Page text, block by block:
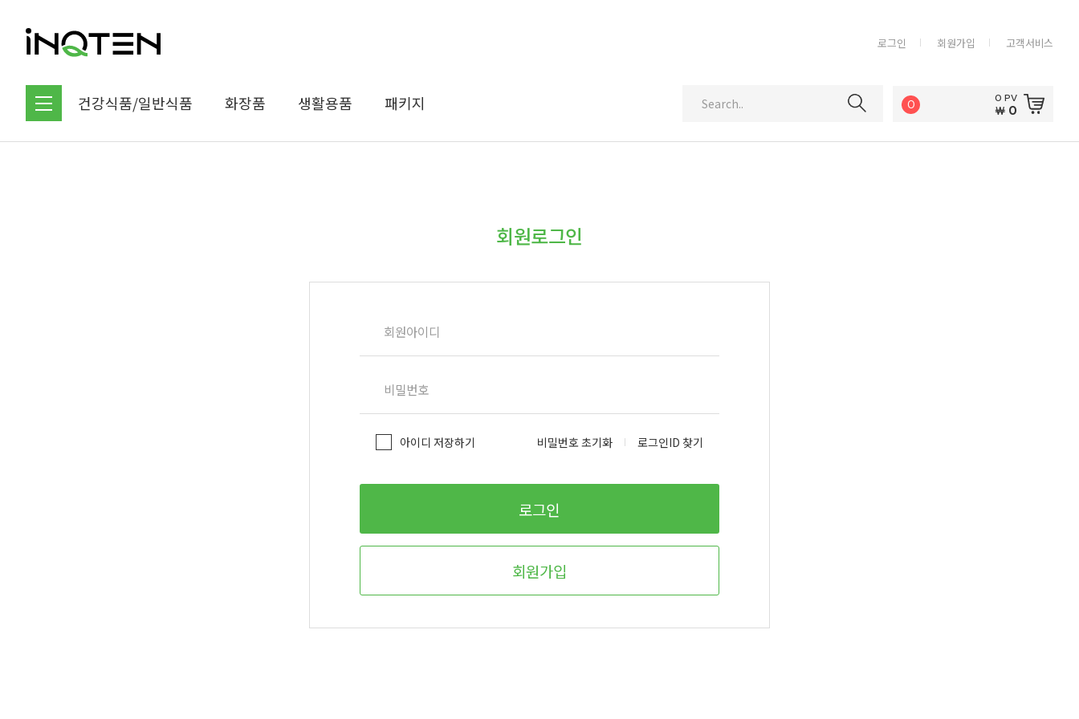
로그인 회원가입 고객서비스
건강식품/일반식품 화장품 생활용품 패키지 Search.. 0
0 PV
￦ 0
회원로그인
아이디 저장하기 비밀번호 초기화 로그인ID 찾기
로그인
회원가입